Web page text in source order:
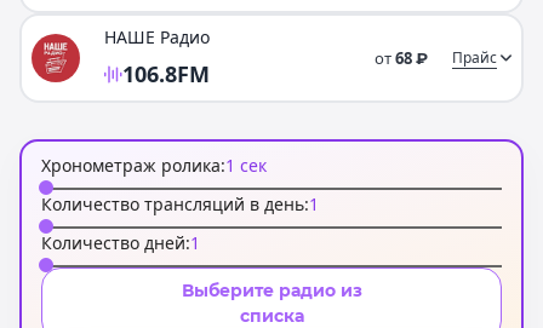
НАШЕ Радио
106.8FM
от68₽ Прайс
Хронометраж ролика:1 сек
Количество трансляций в день:1
Количество дней:1
Выберите радио из
списка